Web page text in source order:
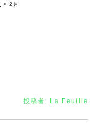
2月
投稿者: La Feuille